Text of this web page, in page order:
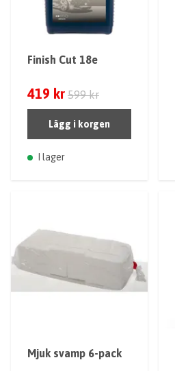
Finish Cut 18e
419 kr 599 kr
Lägg i korgen
I lager
Mjuk svamp 6-pack